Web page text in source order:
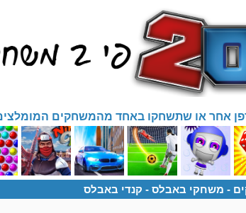
אחר או שתשחקו באחד מהמשחקים
- משחקי באבלס - קנדי באבלס